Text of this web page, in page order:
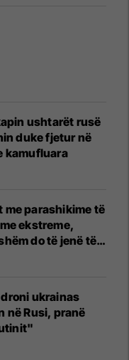
ushtarët rusë
duke fjetur në
kamufluara
me parashikime të
ekstreme,
do të jenë të
ukrainas
në Rusi, pranë